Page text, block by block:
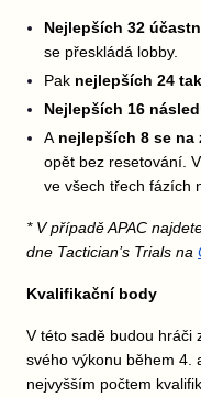
Nejlepších 32
se přeskládá lobby.
Pak nejlepších 24
Nejlepších 16
A nejlepších 8 se na
opět bez resetování.
ve všech třech fázích
* V případě APAC
dne Tactician’s Trials na
Kvalifikační body
V této sadě budou hráči
svého výkonu během 4.
nejvyšším počtem